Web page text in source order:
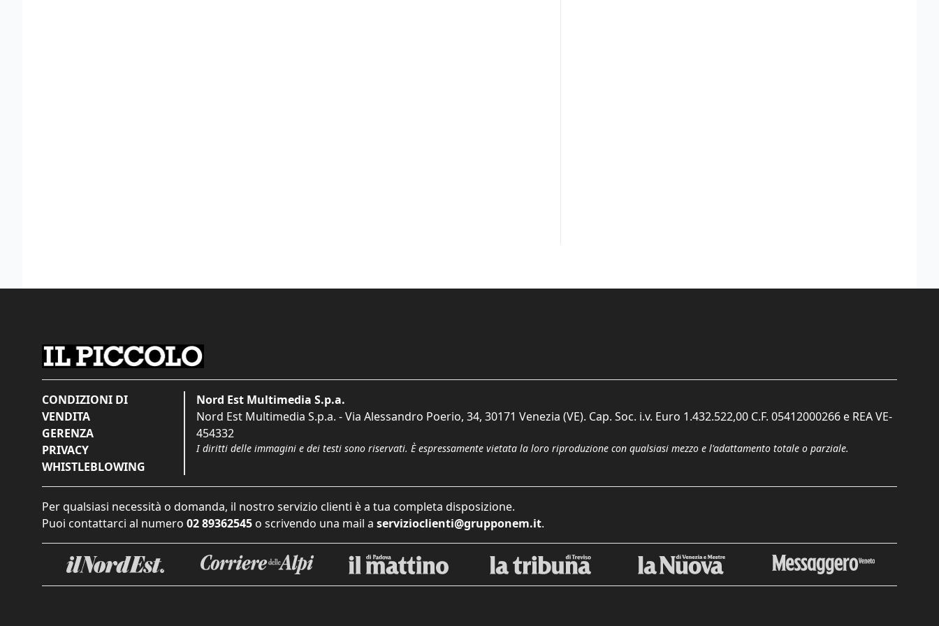
CONDIZIONI DI
VENDITA
GERENZA
PRIVACY
WHISTLEBLOWING
Nord Est Multimedia S.p.a.
Nord Est Multimedia S.p.a. - Via Alessandro Poerio, 34, 30171 Venezia (VE). Cap. Soc. i.v. Euro 1.432.522,00 C.F. 05412000266 e REA VE-
454332
I diritti delle immagini e dei testi sono riservati. È espressamente vietata la loro riproduzione con qualsiasi mezzo e l'adattamento totale o parziale.
Per qualsiasi necessità o domanda, il nostro servizio clienti è a tua completa disposizione.
Puoi contattarci al numero 02 89362545 o scrivendo una mail a servizioclienti@grupponem.it.